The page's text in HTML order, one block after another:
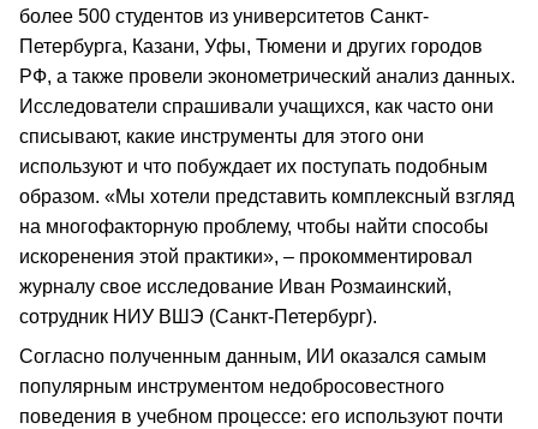
более 500 студентов из университетов Санкт-
Петербурга, Казани, Уфы, Тюмени и других городов
РФ, а также провели эконометрический анализ данных.
Исследователи спрашивали учащихся, как часто они
списывают, какие инструменты для этого они
используют и что побуждает их поступать подобным
образом. «Мы хотели представить комплексный взгляд
на многофакторную проблему, чтобы найти способы
искоренения этой практики», – прокомментировал
журналу свое исследование Иван Розмаинский,
сотрудник НИУ ВШЭ (Санкт-Петербург).
Согласно полученным данным, ИИ оказался самым
популярным инструментом недобросовестного
поведения в учебном процессе: его используют почти